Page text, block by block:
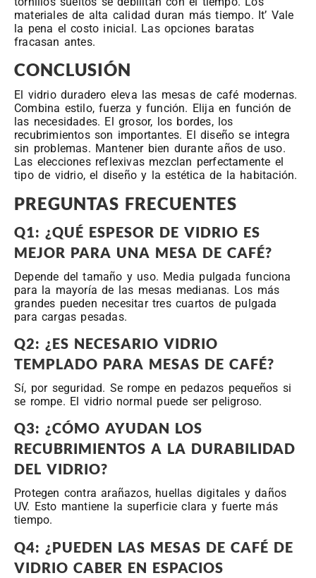
materiales de alta calidad duran más tiempo. It’ Vale
la pena el costo inicial. Las opciones baratas
fracasan antes.
CONCLUSIÓN
El vidrio duradero eleva las mesas de café modernas.
Combina estilo, fuerza y función. Elija en función de
las necesidades. El grosor, los bordes, los
recubrimientos son importantes. El diseño se integra
sin problemas. Mantener bien durante años de uso.
Las elecciones reflexivas mezclan perfectamente el
tipo de vidrio, el diseño y la estética de la habitación.
PREGUNTAS FRECUENTES
Q1: ¿QUÉ ESPESOR DE VIDRIO ES
MEJOR PARA UNA MESA DE CAFÉ?
Depende del tamaño y uso. Media pulgada funciona
para la mayoría de las mesas medianas. Los más
grandes pueden necesitar tres cuartos de pulgada
para cargas pesadas.
Q2: ¿ES NECESARIO VIDRIO
TEMPLADO PARA MESAS DE CAFÉ?
Sí, por seguridad. Se rompe en pedazos pequeños si
se rompe. El vidrio normal puede ser peligroso.
Q3: ¿CÓMO AYUDAN LOS
RECUBRIMIENTOS A LA DURABILIDAD
DEL VIDRIO?
Protegen contra arañazos, huellas digitales y daños
UV. Esto mantiene la superficie clara y fuerte más
tiempo.
Q4: ¿PUEDEN LAS MESAS DE CAFÉ DE
VIDRIO CABER EN ESPACIOS